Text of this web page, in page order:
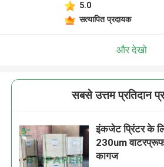
5.0
सत्यापित प्रदायक
और देखो
सबसे उत्तम प्रतिदान
इंकजेट प्रिंटर के
230um
कागज